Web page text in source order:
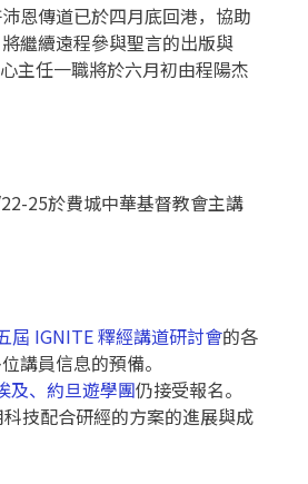
恩傳道已於四月底回港，協助
繼續遠程參與聖言的出版與
主任一職將於六月初由程陽杰
25於費城中華基督教會主講
屆 IGNITE 釋經講道研討會的各
講員信息的預備。
及、約旦遊學團仍接受報名。
技配合研經的方案的進展與成